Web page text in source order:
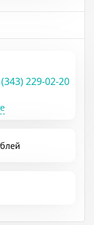
229-02-20